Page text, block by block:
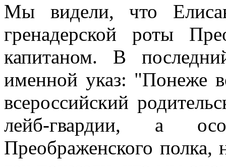
Мы видели, что
гренадерской роты
капитаном. В
именной указ: "Понеже
всероссийский
лейб-гвардии, а
Преображенского